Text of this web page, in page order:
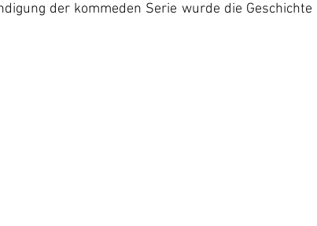
der kommeden Serie wurde die Geschichte